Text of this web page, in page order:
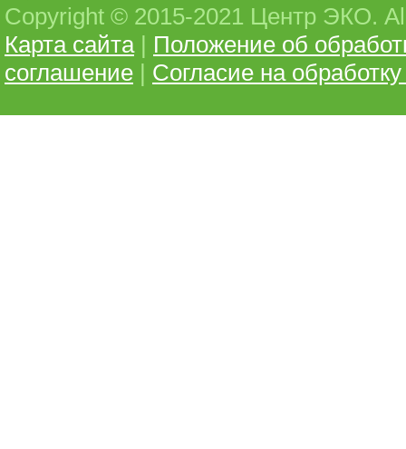
Copyright © 2015-2021 Центр ЭКО.
Карта сайта| Положение об
соглашение | Согласие на